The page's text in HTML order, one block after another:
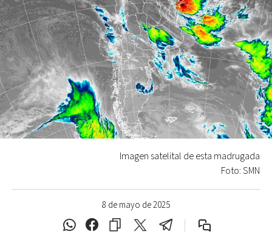
8 de mayo de 2025
Imagen satelital de esta madrugada
Foto: SMN